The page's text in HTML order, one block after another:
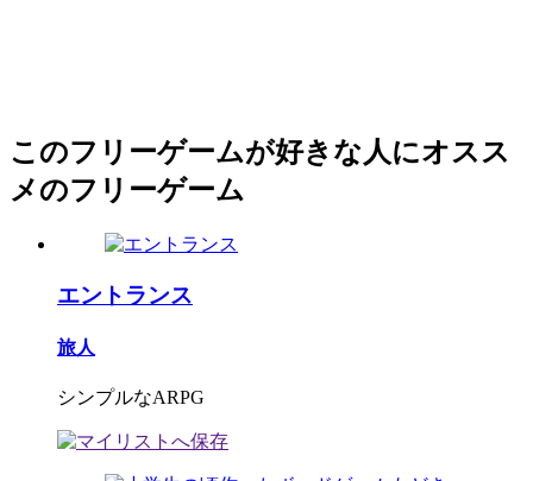
このフリーゲームが好きな人にオスス
メのフリーゲーム
エントランス
旅人
シンプルなARPG